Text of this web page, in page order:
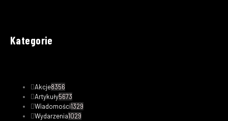
Kategorie
Akcje8356
Artykuły5673
Wiadomości1329
Wydarzenia1029